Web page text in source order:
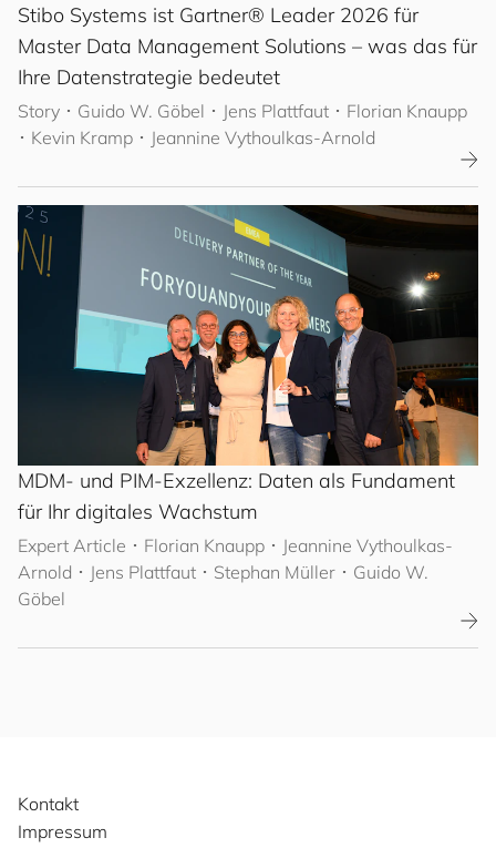
Stibo Systems ist Gartner® Leader 2026 für
Master Data Management Solutions – was das für
Ihre Datenstrategie bedeutet
Story ･ Guido W. Göbel ･ Jens Plattfaut ･ Florian Knaupp
･ Kevin Kramp ･ Jeannine Vythoulkas-Arnold
MDM- und PIM-Exzellenz: Daten als Fundament
für Ihr digitales Wachstum
Expert Article ･ Florian Knaupp ･ Jeannine Vythoulkas-
Arnold ･ Jens Plattfaut ･ Stephan Müller ･ Guido W.
Göbel
Kontakt
Impressum